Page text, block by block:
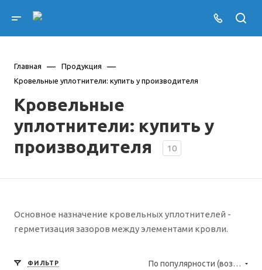
Главная — Продукция —
Кровельные уплотнители: купить у производителя
Кровельные
уплотнители: купить у
производителя
10
Основное назначение кровельных уплотнителей -
герметизация зазоров между элементами кровли.
ФИЛЬТР По популярности (возрастание)